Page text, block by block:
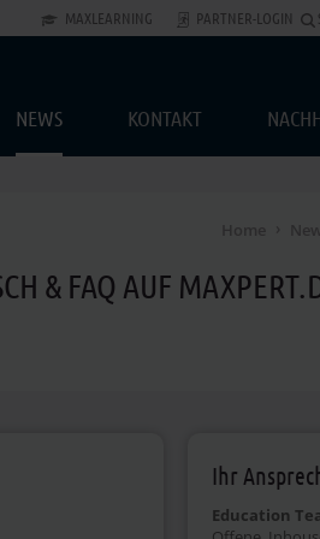
MAXLEARNING PARTNER-LOGIN
NEWS KONTAKT
& FAQ AUF
Ihr
Education